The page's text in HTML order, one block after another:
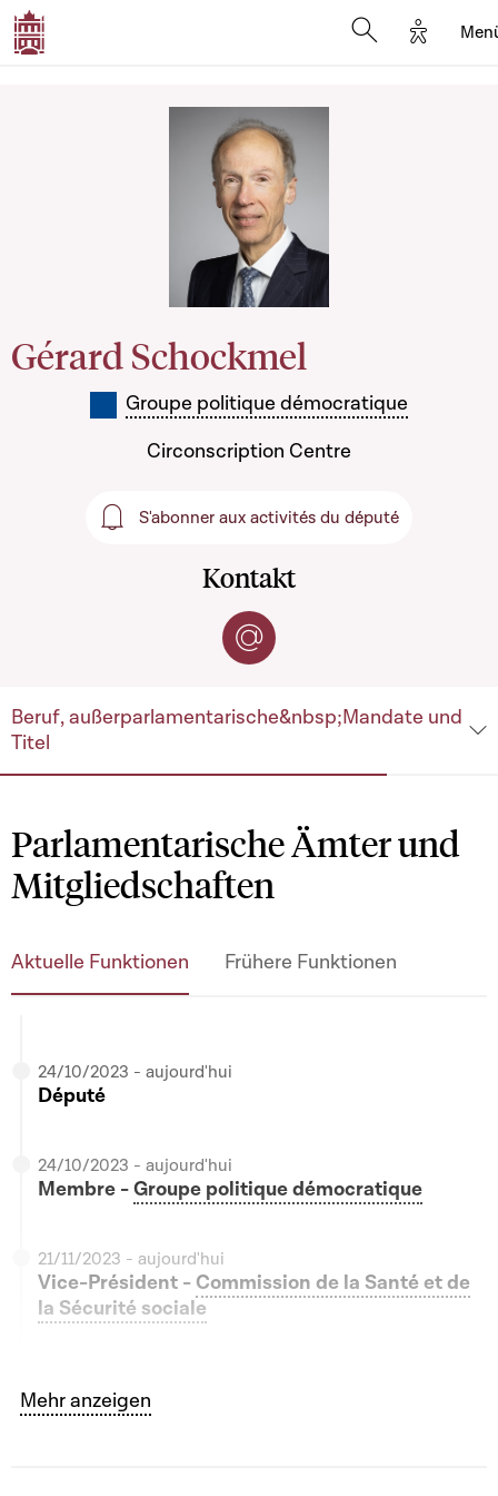
Options
Gérard Schockmel
Groupe politique démocratique
Circonscription Centre
S'abonner aux activités du député
S'abonner aux activités du
Kontakt
Per E-Mail kontaktieren
Beruf, außerparlamentarische&nbsp;Mandate und
Titel
Parlamentarische Ämter und
Mitgliedschaften
Aktuelle Funktionen Frühere Funktionen
24/10/2023 - aujourd'hui
Député
24/10/2023 - aujourd'hui
Membre -Groupe politique démocratique
21/11/2023 - aujourd'hui
Vice-Président - Commission de la Santé et de
la Sécurité sociale
Président -Commission de l'Enseignement
Bouton graphique servant à afficher ou cacher tous
Mehr anzeigen